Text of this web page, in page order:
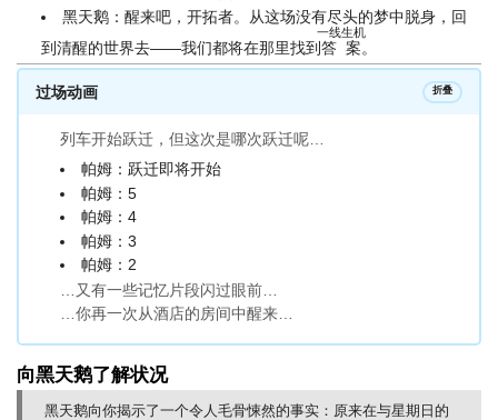
黑天鹅：醒来吧，开拓者。从这场没有尽头的梦中脱身，回
到清醒的世界去——我们都将在那里找到答案
一线生机
。
过场动画 折叠
列车开始跃迁，但这次是哪次跃迁呢…
帕姆：跃迁即将开始
帕姆：5
帕姆：4
帕姆：3
帕姆：2
…又有一些记忆片段闪过眼前…
…你再一次从酒店的房间中醒来…
向黑天鹅了解状况
黑天鹅向你揭示了一个令人毛骨悚然的事实：原来在与星期日的